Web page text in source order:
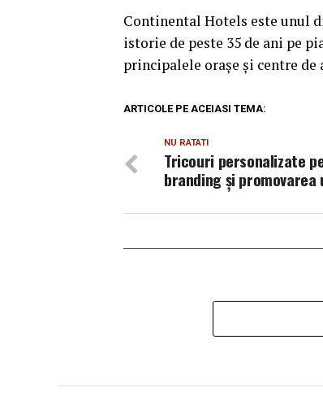
Continental Hotels este unul
istorie de peste 35 de ani pe
principalele orașe și centre
ARTICOLE PE ACEIASI TEMA:
NU RATATI
Tricouri personalizate
branding și promovarea